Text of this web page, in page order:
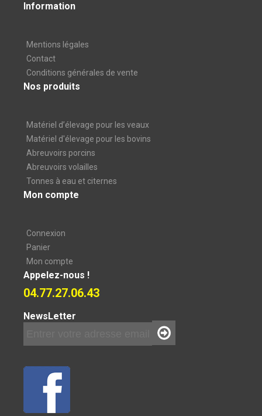
Information
Mentions légales
Contact
Conditions générales de vente
Nos produits
Matériel d’élevage pour les veaux
Matériel d'élevage pour les bovins
Abreuvoirs porcins
Abreuvoirs volailles
Tonnes à eau et citernes
Mon compte
Connexion
Panier
Mon compte
Appelez-nous !
04.77.27.06.43
NewsLetter